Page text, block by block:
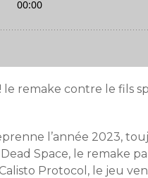
le remake contre le fils
l’année 2023,
Space, le remake
Protocol, le jeu